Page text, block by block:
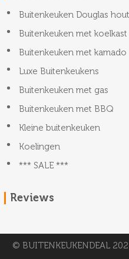
Buitenkeuken Douglas hout
Buitenkeuken met
Buitenkeuken met kamado
Luxe Buitenkeukens
Buitenkeuken met gas
Buitenkeuken met BBQ
Kleine buitenkeuken
Koelingen
*** SALE ***
Reviews
© BUITENKEUKENDEAL